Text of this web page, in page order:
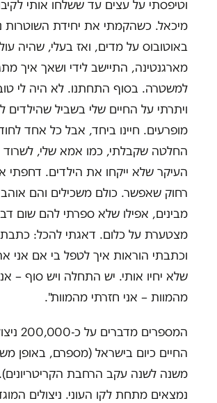
וטיפסתי על עצים עד ששלחו אותי
מיכאל. כשהקמתי את יחידת השוטרות
באוטובוס על מדים, ואז בעלי, שהיה
מארגנטינה, התיישב לידי ושאך איך
למשטרה. בסוף התחתנו. לא היה לי
ויתרתי על החיים שלי בשביל שהילדים
מופרעים. חיינו ביחד, אבל כל אחד
החלטה שקבלתי, כמו אמא שלי, לשרוד
העיקר שלא ייקחו את הילדים. דחפתי
רחוק שאפשר. כולם משכילים והם
מבינים, אפילו שלא ספרתי להם שום
מצטערת על כלום. דאגתי להכל:
וכתבתי הוראות איך לטפל בי אם אני
שלא יחיו אותי. יש התחלה ויש סוף –
מהמוות – אני חזרתי מהמוות".
המספרים
החיים כיום בישראל (מספרם, באופן
משנה לשנה עקב הרחבת
נמצאים מתחת לקו העוני. ניצולים